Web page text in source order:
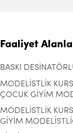
Faaliyet
BASKI
MODELİSTLİK
ÇOCUK GİYİM
MODELİSTLİK
GİYİM